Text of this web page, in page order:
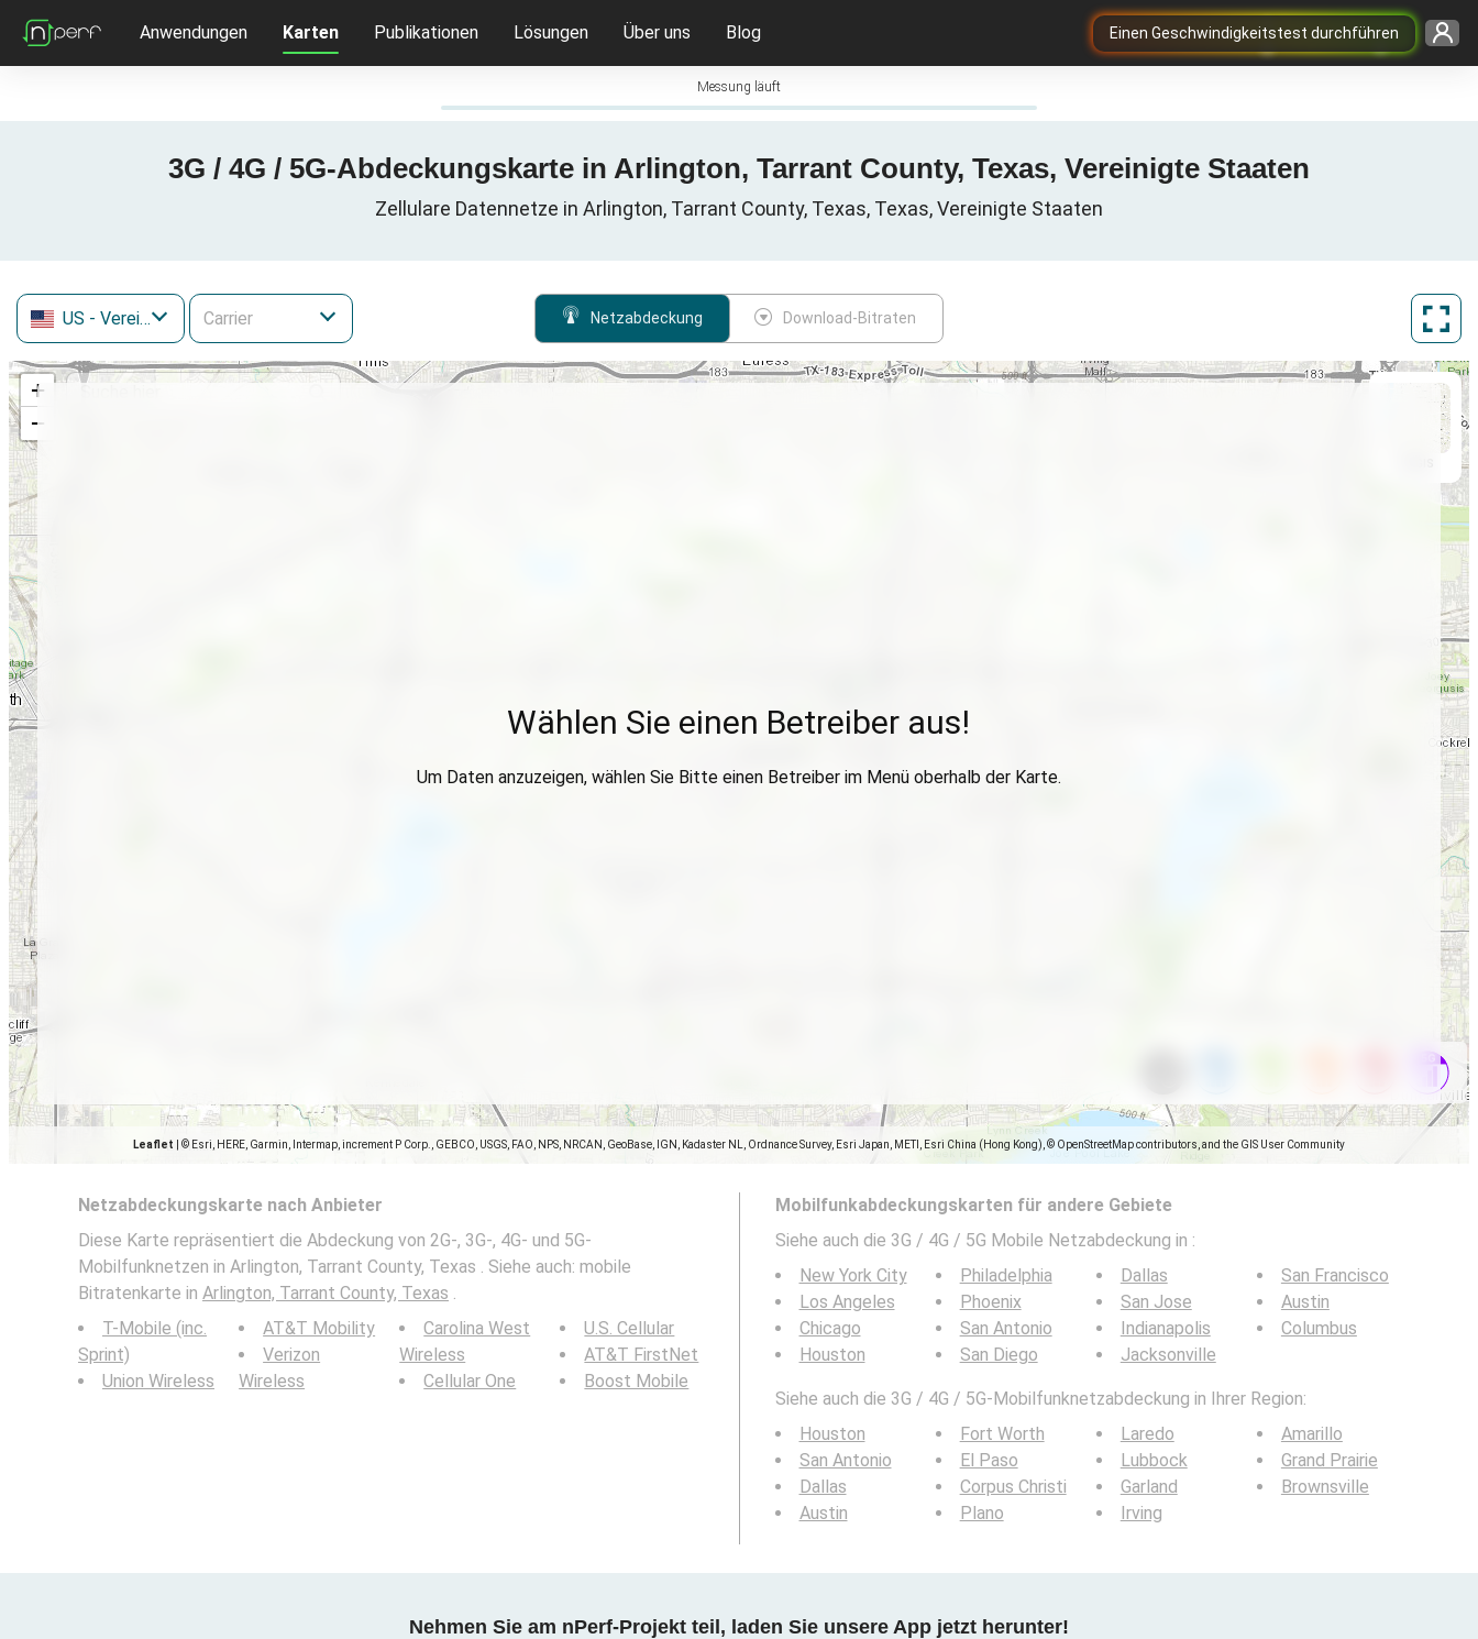
Einen Geschwindigkeitstest durchführen
Anwendungen Karten Publikationen Lösungen Über uns Blog
Messung läuft
3G / 4G / 5G-Abdeckungskarte in Arlington, Tarrant County, Texas, Vereinigte Staaten
Zellulare Datennetze in Arlington, Tarrant County, Texas, Texas, Vereinigte Staaten
US - Vereinigte Staaten Netzabdeckung Download-Bitraten
+
−
Leaflet © Esri, HERE, Garmin, Intermap, increment P Corp., GEBCO, USGS, FAO, NPS, NRCAN, GeoBase, IGN, Kadaster NL, Ordnance Survey, Esri Japan, METI, Esri China (Hong Kong), © OpenStreetMap contributors, and the GIS User Community
Wählen Sie einen Betreiber aus!
Um Daten anzuzeigen, wählen Sie Bitte einen Betreiber im Menü oberhalb der Karte.
Netzabdeckungskarte nach Anbieter
Diese Karte repräsentiert die Abdeckung von 2G-, 3G-, 4G- und 5G-
Mobilfunknetzen in Arlington, Tarrant County, Texas . Siehe auch: mobile
Bitratenkarte in Arlington, Tarrant County, Texas .
T-Mobile (inc.
Sprint)
Union Wireless
AT&T Mobility
Verizon
Wireless
Carolina West
Wireless
Cellular One
U.S. Cellular
AT&T FirstNet
Boost Mobile
Mobilfunkabdeckungskarten für andere Gebiete
Siehe auch die 3G / 4G / 5G Mobile Netzabdeckung in :
New York City
Los Angeles
Chicago
Houston
Philadelphia
Phoenix
San Antonio
San Diego
Dallas
San Jose
Indianapolis
Jacksonville
San Francisco
Austin
Columbus
Siehe auch die 3G / 4G / 5G-Mobilfunknetzabdeckung in Ihrer Region:
Houston
San Antonio
Dallas
Austin
Fort Worth
El Paso
Corpus Christi
Plano
Laredo
Lubbock
Garland
Irving
Amarillo
Grand Prairie
Brownsville
Nehmen Sie am nPerf-Projekt teil, laden Sie unsere App jetzt herunter!